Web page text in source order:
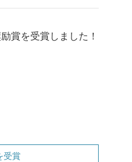
賞を受賞しました！
受賞